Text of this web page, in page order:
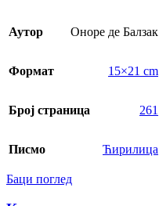
Аутор Оноре де Балзак
Формат 15×21 cm
Број страница 261
Писмо Ћирилица
Баци поглед